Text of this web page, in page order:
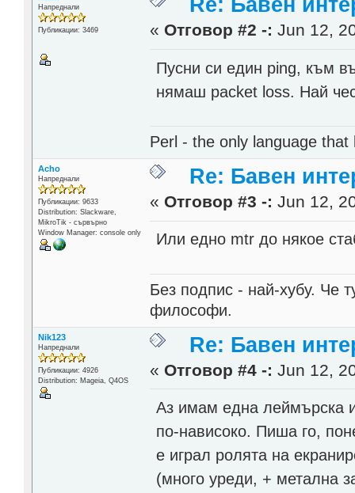
Напреднали
Публикации: 3469
Re: Бавен
« Отговор #2 -: Jun 12,
Пусни си един ping, към
нямаш packet loss. Най
Perl - the only language
Acho
Напреднали
Публикации: 9633
Distribution: Slackware,
MikroTik - сървърно
Window Manager: console only
Re: Бавен
« Отговор #3 -: Jun 12,
Или едно mtr до някое
Без подпис - най-хубу. Че
философи.
Nik123
Напреднали
Публикации: 4926
Distribution: Mageia, Q4OS
Re: Бавен
« Отговор #4 -: Jun 12,
Аз имам една леймърска
по-нависоко. Пиша го,
е играл ролята на
(много уреди, + метална